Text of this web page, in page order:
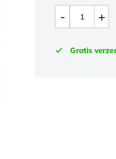
Gratis